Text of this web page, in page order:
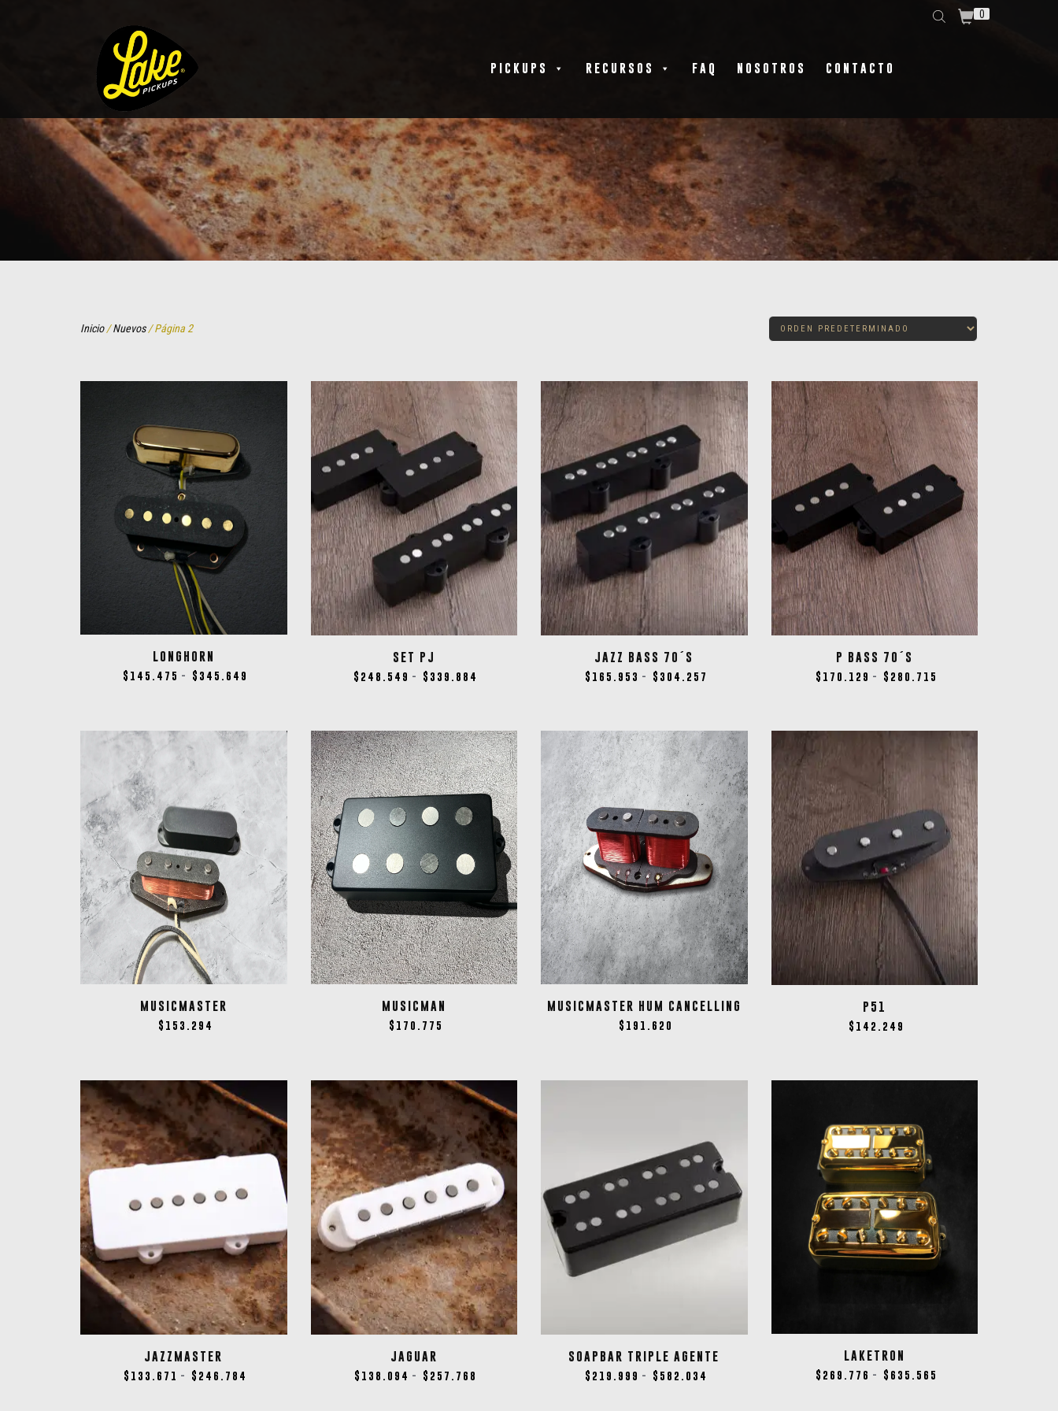
PICKUPS RECURSOS FAQ NOSOTROS CONTACTO
0
Inicio/Nuevos/ Página 2
LONGHORN
$ 145.475 - $ 345.649
SET PJ
$ 248.549 - $ 339.884
JAZZ BASS 70´S
$ 165.953 - $ 304.257
P BASS 70´S
$ 170.129 - $ 280.715
MUSICMASTER
$ 153.294
MUSICMAN
$ 170.775
MUSICMASTER HUM CANCELLING
$ 191.620
P51
$ 142.249
JAZZMASTER
$ 133.671 - $ 246.784
JAGUAR
$ 138.094 - $ 257.768
SOAPBAR TRIPLE AGENTE
$ 219.999 - $ 582.034
LAKETRON
$ 269.776 - $ 635.565